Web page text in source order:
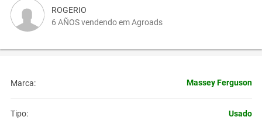
ROGERIO
6 AÑOS vendendo em Agroads
Marca: Massey Ferguson
Tipo: Usado